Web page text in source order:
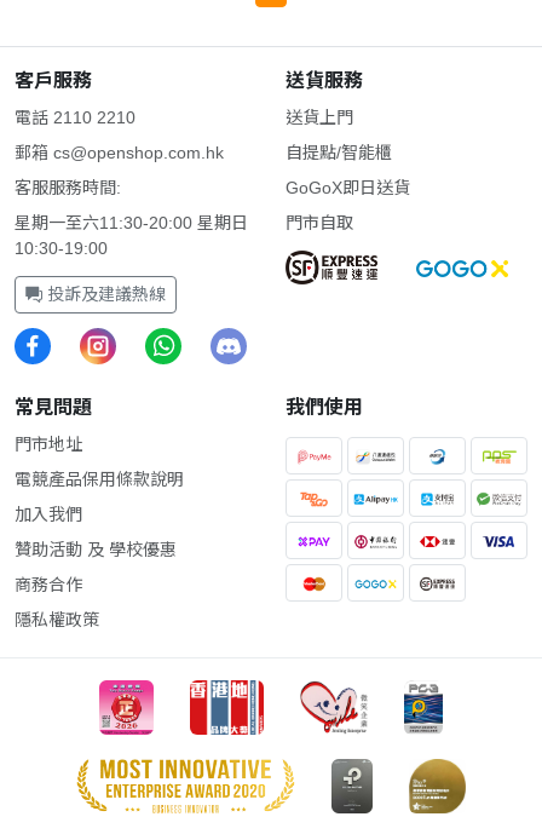
客戶服務
電話 2110 2210
郵箱 cs@openshop.com.hk
客服服務時間:
星期一至六11:30-20:00 星期日
10:30-19:00
投訴及建議熱線
送貨服務
送貨上門
自提點/智能櫃
GoGoX即日送貨
門市自取
常見問題
門市地址
電競產品保用條款說明
加入我們
贊助活動 及 學校優惠
商務合作
隱私權政策
我們使用